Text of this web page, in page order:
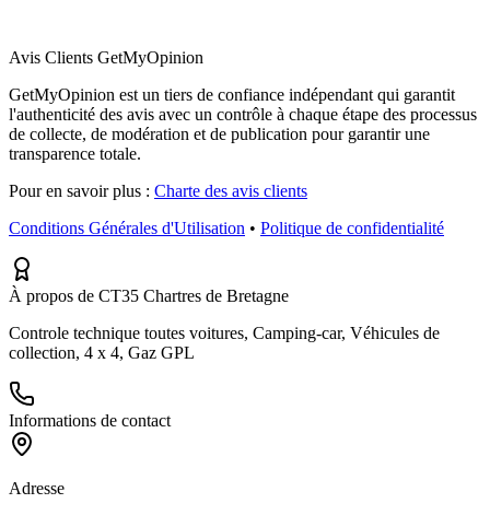
Avis Clients GetMyOpinion
GetMyOpinion est un tiers de confiance indépendant qui garantit
l'authenticité des avis avec un contrôle à chaque étape des processus
de collecte, de modération et de publication pour garantir une
transparence totale.
Pour en savoir plus : Charte des avis clients
Conditions Générales d'Utilisation • Politique de confidentialité
À propos de CT35 Chartres de Bretagne
Controle technique toutes voitures, Camping-car, Véhicules de
collection, 4 x 4, Gaz GPL
Informations de contact
Adresse